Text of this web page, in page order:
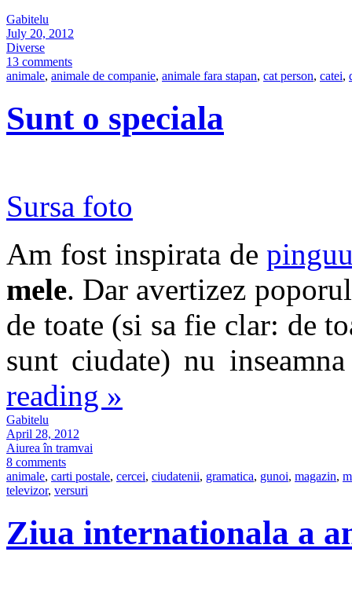
Gabitelu
July 20, 2012
Diverse
13 comments
animale, animale de companie, animale fara stapan, cat person, catei,
Sunt o speciala
Sursa foto
Am fost inspirata de
mele. Dar avertizez
de toate (si sa fie clar: de
sunt ciudate) nu
reading »
Gabitelu
April 28, 2012
Aiurea în tramvai
8 comments
animale, carti postale, cercei, ciudatenii, gramatica, gunoi, magazin,
televizor, versuri
Ziua internationala a